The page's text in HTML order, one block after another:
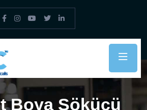
Boya Sökücü